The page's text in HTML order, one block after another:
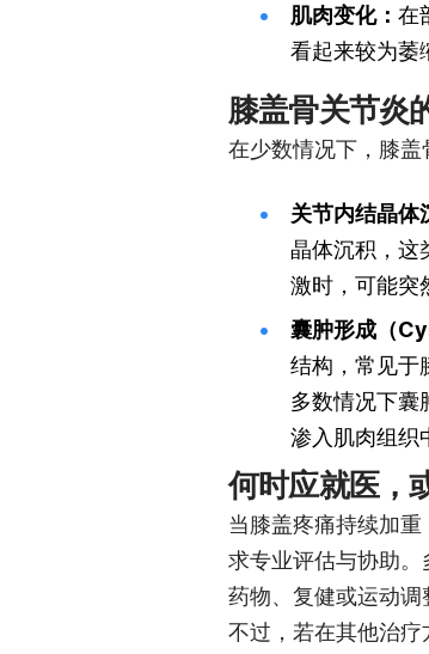
肌肉变化： 在
看起来较为萎
膝盖骨关节炎
在少数情况下，膝盖
关节内结晶
晶体沉积，这
激时，可能突
囊肿形成（
结构，常见于
多数情况下囊
渗入肌肉组织
何时应就医，
当膝盖疼痛持续加
求专业评估与协助
药物、复健或运动调
不过，若在其他治